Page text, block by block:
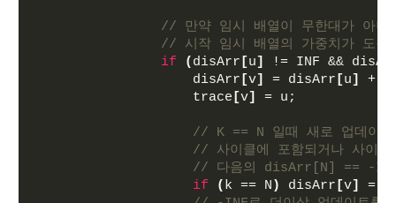
// 만약 임시 배열이 무한대가 아니
// 시작 임시 배열의 가중치가 도착
if
( disArr [u]
!= INF &&
                    disArr
[v] = disArr [u]
+
                    trace
[v] = u;
// K == N 일때 새로 업데이
// 사이클에 포함되거나 사이
// 다음의 disArr[N] == -INF
if
( k == N ) disArr [v]
= -